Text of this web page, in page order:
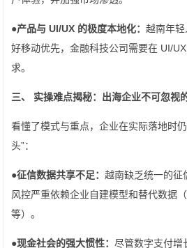
●产品与 UI/UX 的极度本地化： 越南年
好移动优先，金融科技公司需要在 UI/
求。
三、 实操难点揭秘：出海企业不可忽视
看懂了模式与重点，企业在实际落地时
头”：
●征信数据共享不足： 越南缺乏统一的征
风控严重依赖企业自建模型和替代数据
等）。
●现金社会的强大惯性： 尽管数字支付增